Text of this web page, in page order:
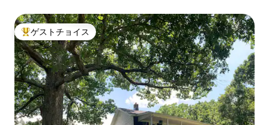
大好評のゲストチョイスです。
ゲストチョイス